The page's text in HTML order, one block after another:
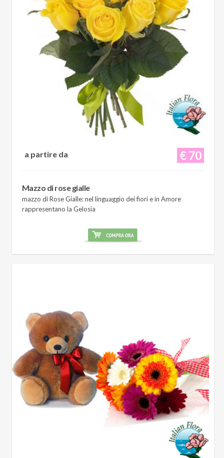
€ 70
a partire da
Mazzo di rose gialle
mazzo di Rose Gialle: nel linguaggio dei fiori e in Amore
rappresentano la Gelosia